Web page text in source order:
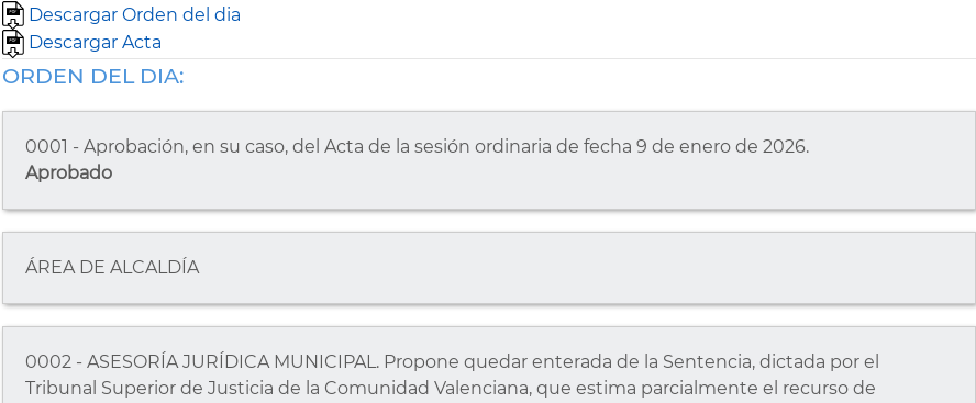
Descargar Orden del dia
Descargar Acta
ORDEN DEL DIA:
0001 - Aprobación, en su caso, del Acta de la sesión ordinaria de fecha 9 de enero de 2026.
Aprobado
ÁREA DE ALCALDÍA
0002 - ASESORÍA JURÍDICA MUNICIPAL. Propone quedar enterada de la Sentencia, dictada por el
Tribunal Superior de Justicia de la Comunidad Valenciana, que estima parcialmente el recurso de